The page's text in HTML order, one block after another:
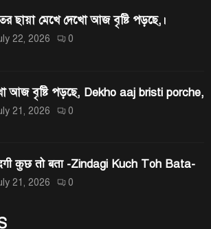
ছায়া মেখে দেখো আজ বৃষ্টি পড়ছে,।
22, 2026 0
আজ বৃষ্টি পড়ছে, Dekho aaj bristi porche,
21, 2026 0
कुछ तो बता -Zindagi Kuch Toh Bata-
21, 2026 0